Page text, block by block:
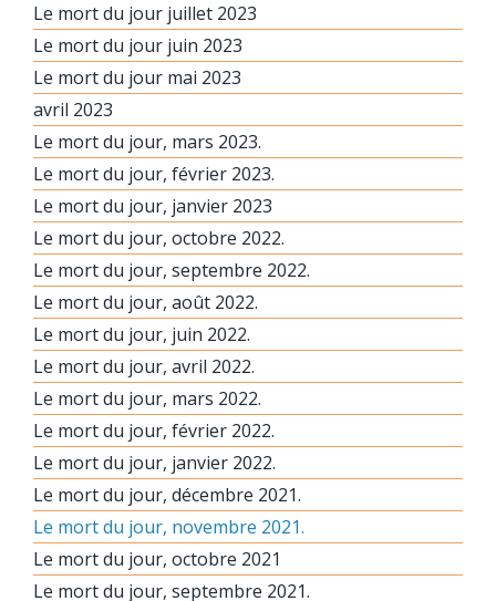
Le mort du jour juillet 2023
Le mort du jour juin 2023
Le mort du jour mai 2023
avril 2023
Le mort du jour, mars 2023.
Le mort du jour, février 2023.
Le mort du jour, janvier 2023
Le mort du jour, octobre 2022.
Le mort du jour, septembre 2022.
Le mort du jour, août 2022.
Le mort du jour, juin 2022.
Le mort du jour, avril 2022.
Le mort du jour, mars 2022.
Le mort du jour, février 2022.
Le mort du jour, janvier 2022.
Le mort du jour, décembre 2021.
Le mort du jour, novembre 2021.
Le mort du jour, octobre 2021
Le mort du jour, septembre 2021.